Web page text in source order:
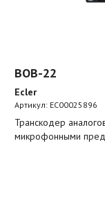
BOB-22
Ecler
Артикул: EC00025896
Транскодер
микрофонными